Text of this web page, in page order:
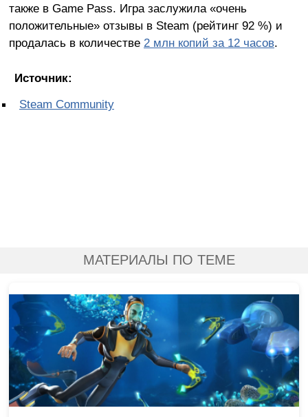
также в Game Pass. Игра заслужила «очень
положительные» отзывы в Steam (рейтинг 92 %) и
продалась в количестве 2 млн копий за 12 часов.
Источник:
Steam Community
МАТЕРИАЛЫ ПО ТЕМЕ